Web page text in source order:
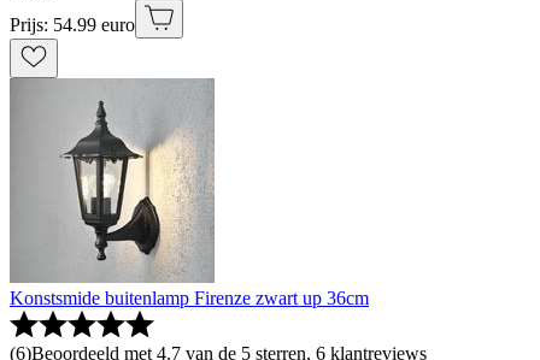
Prijs: 54.99 euro
Konstsmide buitenlamp Firenze zwart up 36cm
(6)Beoordeeld met 4.7 van de 5 sterren, 6 klantreviews